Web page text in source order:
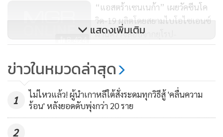
อย่างไรก็ตาม แม้หากประสิทธิภาพของวัคซีนอาจลดลงในการ
รับมือกับตัวกลายพันธุ์บางตัวของโควิด-19 แต่วัคซีนยังคง
ในเรื่องนี้ ฟาน เคิร์กโฮฟ เน้นย้ำว่า จนถึงตอนนี้ในส่วนของตัว
กลายพันธุ์ B.1.617 “เรายังไม่พบข้อบ่งชี้ใด ๆ ที่บ่งชี้ว่าการ
วินิจฉัยโรคของเรา หรือการรักษา และวัคซีนของเรานั้นไม่ได้ผล”
8,424
“แอสตร้าเซนเนก้า” เผยวัคซีนโค
วิด-19 ผลิตโดยสยามไบโอไซเอนซ์
ผ่านตรวจสอบจากยุโรป-
สหรัฐอเมริกา แล้ว
133
“มนทาระ ฮอสพิตาลิตี้ กรุ๊ป” แต่งตั้ง
ดร.สตีเฟน แบร์รี ผู้บุกเบิกสมุทัย
เวชศาสตร์ ร่วมเป็นกรรมการบริหาร
ของโครงการ “ตรีวนันดา”
แสดงเพิ่มเติม
ข่าวในหมวดล่าสุด
1
ไม่ไหวแล้ว! ผู้นำเกาหลีใต้สั่งระดมทุกวิธีสู้ 'คลื่นความ
ร้อน' หลังยอดดับพุ่งกว่า 20 ราย
2